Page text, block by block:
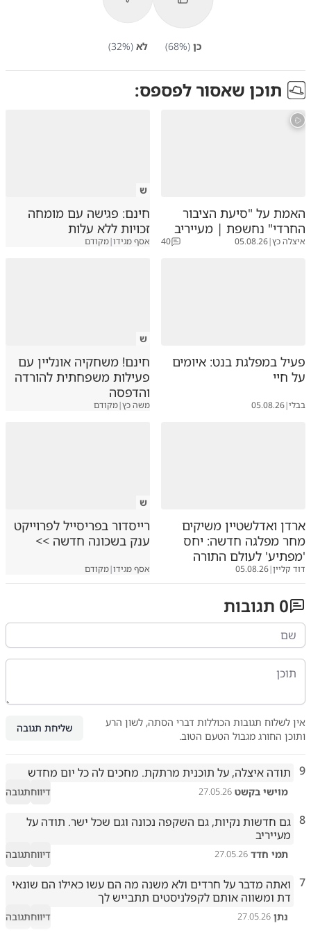
כן (
68%) לא (
32%)
תוכן שאסור לפספס:
האמת על "סיעת הציבור
החרדי" נחשפת | מעייריב
איצלה כץ|
05.08.26
40
ש
חינם: פגישה עם מומחה
זכויות ללא עלות
אסף מגידו|מקודם
פעיל במפלגת בנט: איומים
על חיי
בבלי|
05.08.26
ש
חינם! משחקיה אונליין עם
פעילות משפחתית להורדה
והדפסה
משה כץ|מקודם
ארדן ואדלשטיין משיקים
מחר מפלגה חדשה: יחס
'מפתיע' לעולם התורה
דוד קליין|
05.08.26
ש
רייסדור בפריסייל לפרוייקט
ענק בשכונה חדשה >>
אסף מגידו|מקודם
0 תגובות
אין לשלוח תגובות הכוללות דברי הסתה, לשון הרע
ותוכן החורג מגבול הטעם הטוב.
שליחת תגובה
9 תודה איצלה, על תוכנית מרתקת. מחכים לה כל יום מחדש
מוישי בקשט 27.05.26 דיווחתגובה
8
מעייריב
תמי חדד 27.05.26 דיווחתגובה
7
דת ומשווה אותם לקפלניסטים תתבייש לך
נתן 27.05.26 דיווחתגובה